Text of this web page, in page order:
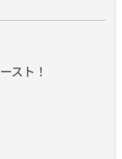
スト！